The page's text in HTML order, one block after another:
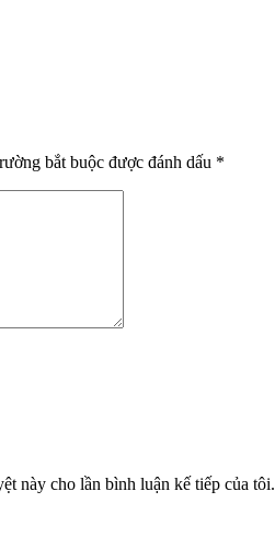
bắt buộc được đánh dấu *
này cho lần bình luận kế tiếp của tôi.